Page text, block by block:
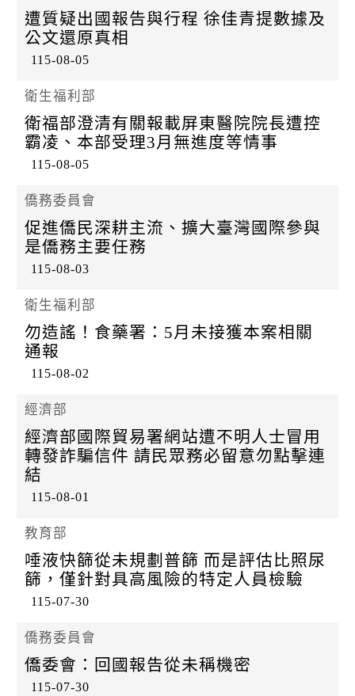
遭質疑出國報告與行程 徐佳青提數據及
公文還原真相
115-08-05
衛生福利部
衛福部澄清有關報載屏東醫院院長遭控
霸凌、本部受理3月無進度等情事
115-08-05
僑務委員會
促進僑民深耕主流、擴大臺灣國際參與
是僑務主要任務
115-08-03
衛生福利部
勿造謠！食藥署：5月未接獲本案相關
通報
115-08-02
經濟部
經濟部國際貿易署網站遭不明人士冒用
轉發詐騙信件 請民眾務必留意勿點擊連
結
115-08-01
教育部
唾液快篩從未規劃普篩 而是評估比照尿
篩，僅針對具高風險的特定人員檢驗
115-07-30
僑務委員會
僑委會：回國報告從未稱機密
115-07-30